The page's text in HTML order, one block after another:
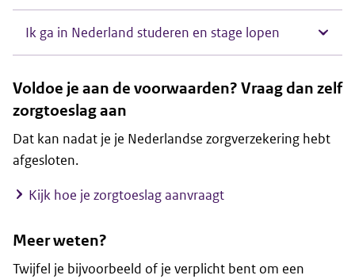
Ik ga in Nederland studeren en stage lopen
Voldoe je aan de voorwaarden? Vraag dan zelf
zorgtoeslag aan
Dat kan nadat je je Nederlandse zorgverzekering hebt
afgesloten.
Kijk hoe je zorgtoeslag aanvraagt
Meer weten?
Twijfel je bijvoorbeeld of je verplicht bent om een